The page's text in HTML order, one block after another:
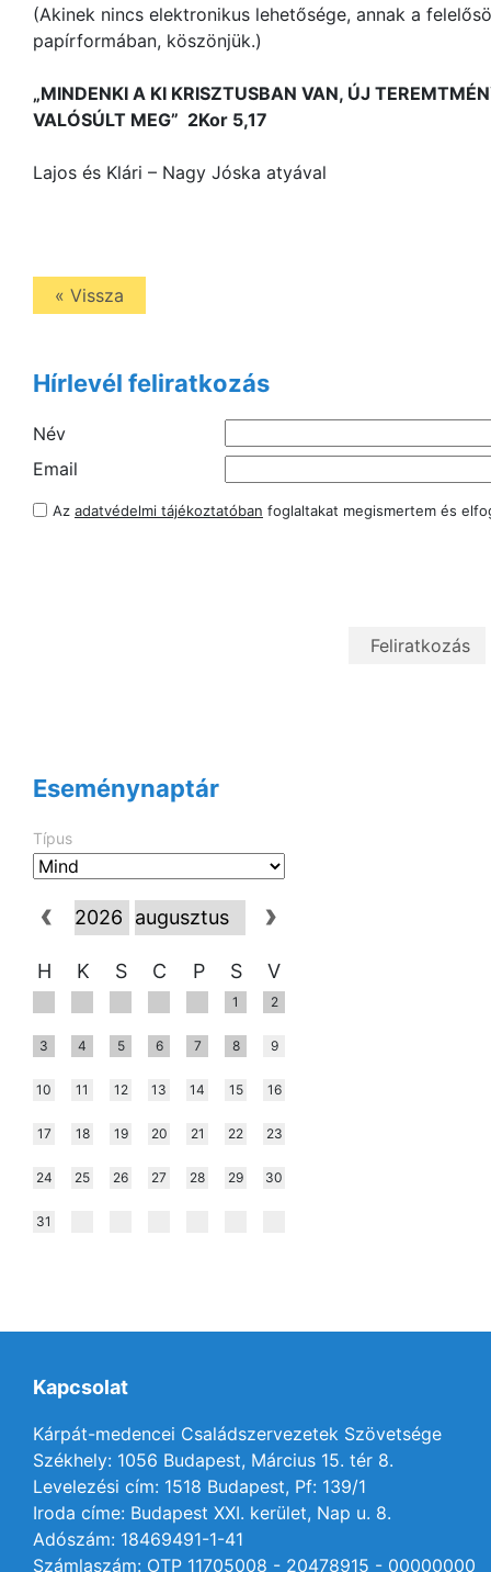
(Akinek nincs elektronikus lehetősége, annak a
papírformában, köszönjük.)
„MINDENKI A KI KRISZTUSBAN VAN, ÚJ
VALÓSÚLT MEG” 2Kor 5,17
Lajos és Klári – Nagy Jóska atyával
« Vissza
Hírlevél feliratkozás
Név
Email
Az adatvédelmi tájékoztatóban foglaltakat megismertem és
Eseménynaptár
Típus
H K S C P S V
1 2
3 4 5 6 7 8 9
10 11 12 13 14 15 16
17 18 19 20 21 22 23
24 25 26 27 28 29 30
31
Kapcsolat
Kárpát-medencei Családszervezetek Szövetsége
Székhely: 1056 Budapest, Március 15. tér 8.
Levelezési cím: 1518 Budapest, Pf: 139/1
Iroda címe: Budapest XXI. kerület, Nap u. 8.
Adószám: 18469491-1-41
Számlaszám: OTP 11705008 - 20478915 - 00000000